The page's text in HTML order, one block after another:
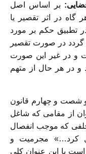
بر اساس اصل
گاه در اثر تقصیر یا
تطبیق حکم بر مورد
در صورت تقصیر
و در غیر این صورت
در هر حال از متهم
شصت و چهارم قانون
از مقامی که شاغل
که موجب انفصال
کرد…» مجرمیت و
با این عنوان کلی